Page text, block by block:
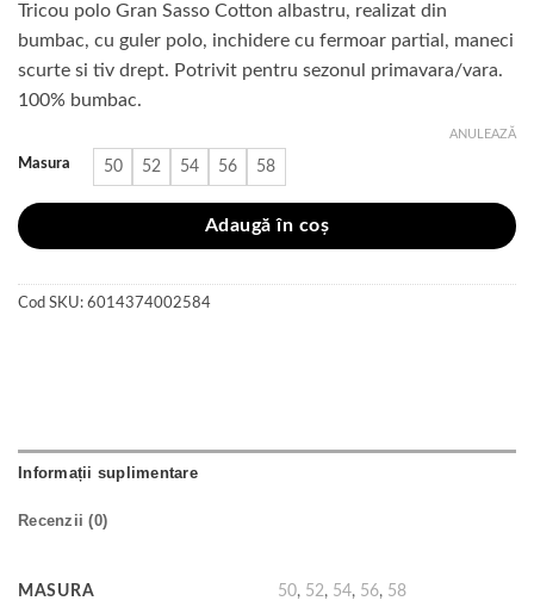
a
fost:
1
290 lei.
este:
903 lei.
Tricou polo Gran Sasso Cotton albastru, realizat din
bumbac, cu guler polo, inchidere cu fermoar partial, maneci
scurte si tiv drept. Potrivit pentru sezonul primavara/vara.
100% bumbac.
Masura 50 52 54 56 58
ANULEAZĂ
Adaugă în coș
Cod SKU: 6014374002584
Informații suplimentare
Recenzii (0)
MASURA 50, 52, 54, 56, 58